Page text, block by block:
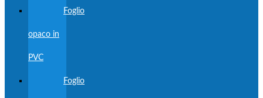
Foglio
opaco in
PVC
Foglio